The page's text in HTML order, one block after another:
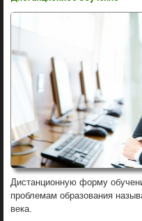
Дистанционную форму
проблемам образования
века.